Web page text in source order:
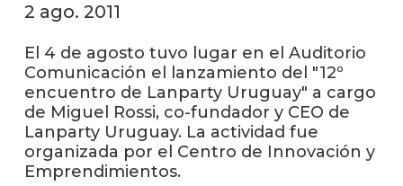
2 ago. 2011
El 4 de agosto tuvo lugar en el Auditorio
Comunicación el lanzamiento del "12º
encuentro de Lanparty Uruguay" a cargo
de Miguel Rossi, co-fundador y CEO de
Lanparty Uruguay. La actividad fue
organizada por el Centro de Innovación y
Emprendimientos.